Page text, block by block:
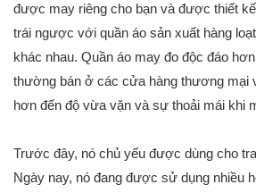
được may riêng cho bạn và được thiết
trái ngược với quần áo sản xuất hàng
khác nhau. Quần áo may đo độc đáo
thường bán ở các cửa hàng thương mại
hơn đến độ vừa vặn và sự thoải mái khi
Trước đây, nó chủ yếu được dùng cho
Ngày nay, nó đang được sử dụng nhiều